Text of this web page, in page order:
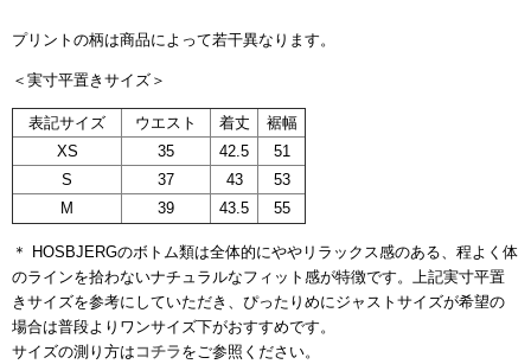
プリントの柄は商品によって若干異なります。
＜実寸平置きサイズ＞
表記サイズ ウエスト 着丈
裾幅
XS
35 42.5
51
S
37 43
53
M
39 43.5 55
＊ HOSBJERGのボトム類は全体的にややリラックス感のある、程よく体
のラインを拾わないナチュラルなフィット感が特徴です。上記実寸平置
きサイズを参考にしていただき、ぴったりめにジャストサイズが希望の
場合は普段よりワンサイズ下がおすすめです。
サイズの測り方は コチラをご参照ください。